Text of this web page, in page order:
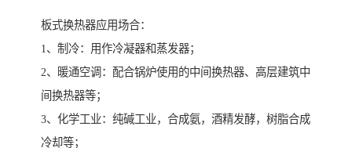
板式换热器应用场合：
1、制冷：用作冷凝器和蒸发器；
2、暖通空调：配合锅炉使用的中间换热器、高层建筑中
间换热器等；
3、化学工业：纯碱工业，合成氨，酒精发酵，树脂合成
冷却等；